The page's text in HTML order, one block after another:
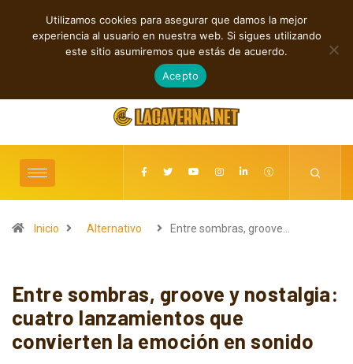
TENDENCIAS
Cuatro canciones independientes entre reflexión y resistencia
agosto 7, 2026
Inicio Alternativo Entre sombras, groove…
Entre sombras, groove y nostalgia:
cuatro lanzamientos que
convierten la emoción en sonido
Utilizamos cookies para asegurar que damos la mejor
experiencia al usuario en nuestra web. Si sigues utilizando
este sitio asumiremos que estás de acuerdo.
Acepto